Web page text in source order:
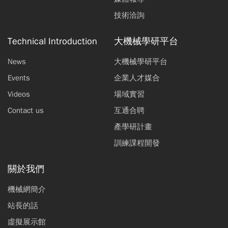
技術洽詢
Technical Introduction
News
Events
Videos
Contact us
大機械學研平台
大機械學研平台
企業人才媒合
場域實習
互通合聘
產學研計畫
訓練課程開發
關於我們
機械網簡介
站長的話
虛擬展示館